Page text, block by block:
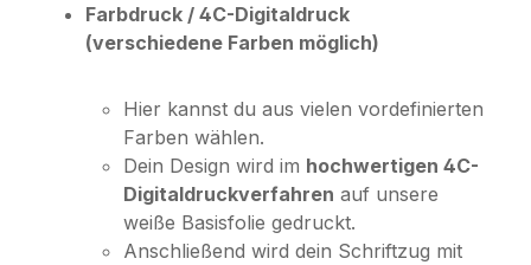
Farbdruck / 4C-Digitaldruck
(verschiedene Farben möglich)
Hier kannst du aus vielen vordefinierten
Farben wählen.
Dein Design wird im hochwertigen 4C-
Digitaldruckverfahren auf unsere
weiße Basisfolie gedruckt.
Anschließend wird dein Schriftzug mit